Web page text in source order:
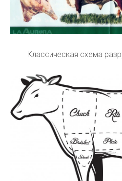
Классическая схема